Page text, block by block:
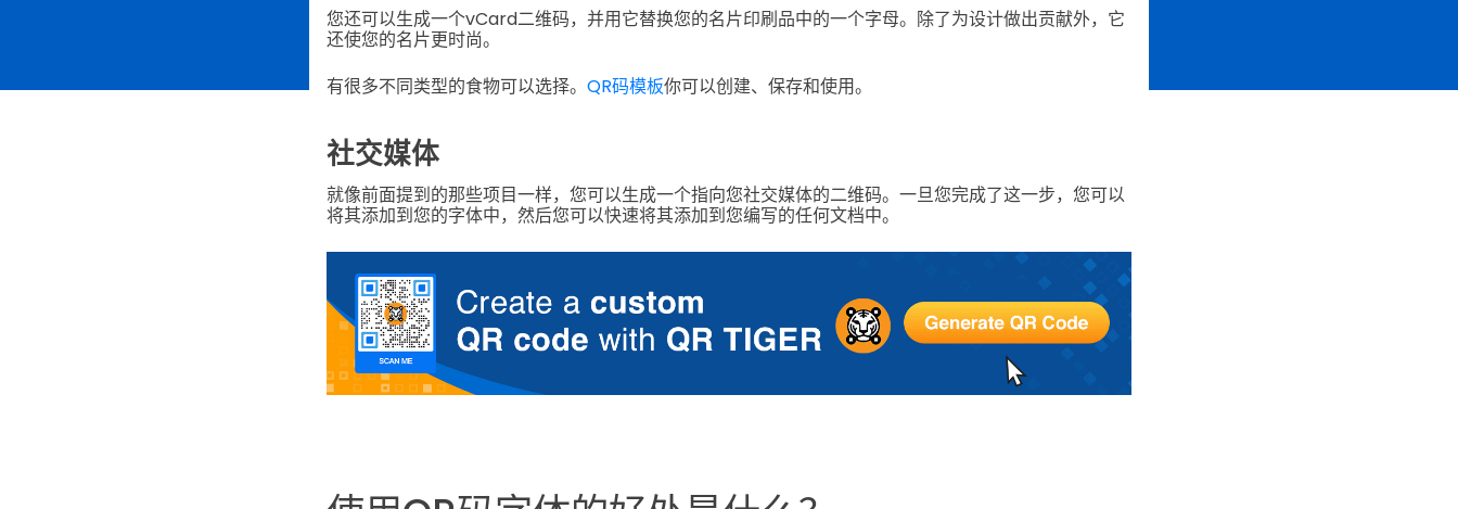
您还可以生成一个vCard二维码，并用它替换您的名片印刷品中的一个字母。除了为设计做出贡献外，它
还使您的名片更时尚。
有很多不同类型的食物可以选择。 QR码模板你可以创建、保存和使用。
社交媒体
就像前面提到的那些项目一样，您可以生成一个指向您社交媒体的二维码。一旦您完成了这一步，您可以
将其添加到您的字体中，然后您可以快速将其添加到您编写的任何文档中。